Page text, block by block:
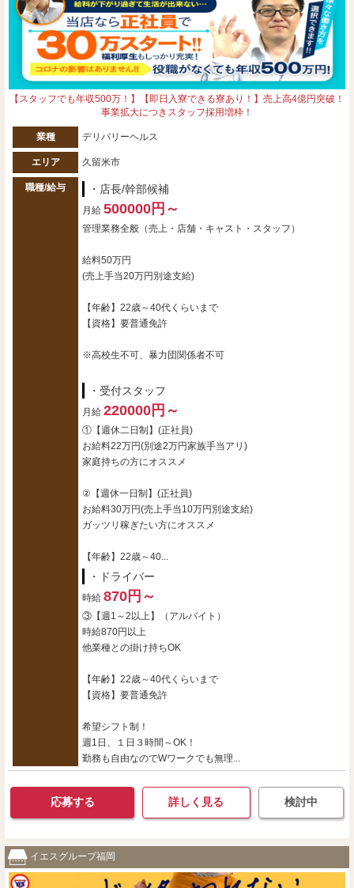
【スタッフでも年収500万！】【即日入寮できる寮あり！】売上高4億円突破！
事業拡大につきスタッフ採用増枠！
業種 デリバリーヘルス
エリア 久留米市
職種/給与 ・店長/幹部候補
月給 500000円～
管理業務全般（売上・店舗・キャスト・スタッフ）
給料50万円
(売上手当20万円別途支給)
【年齢】22歳～40代くらいまで
【資格】要普通免許
※高校生不可、暴力団関係者不可
・受付スタッフ
月給 220000円～
①【週休二日制】(正社員)
お給料22万円(別途2万円家族手当アリ)
家庭持ちの方にオススメ
②【週休一日制】(正社員)
お給料30万円(売上手当10万円別途支給)
ガッツリ稼ぎたい方にオススメ
【年齢】22歳～40...
・ドライバー
時給 870円～
③【週1～2以上】（アルバイト）
時給870円以上
他業種との掛け持ちOK
【年齢】22歳～40代くらいまで
【資格】要普通免許
希望シフト制！
週1日、１日３時間～OK！
勤務も自由なのでWワークでも無理...
応募する 詳しく見る 検討中
イエスグループ福岡